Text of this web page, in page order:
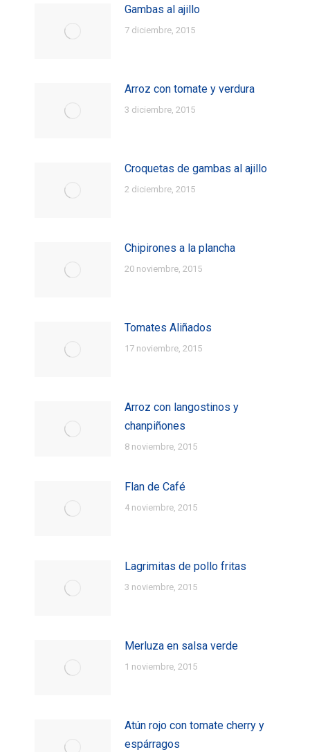
Gambas al ajillo
7 diciembre, 2015
Arroz con tomate y verdura
3 diciembre, 2015
Croquetas de gambas al ajillo
2 diciembre, 2015
Chipirones a la plancha
20 noviembre, 2015
Tomates Aliñados
17 noviembre, 2015
Arroz con langostinos y
chanpiñones
8 noviembre, 2015
Flan de Café
4 noviembre, 2015
Lagrimitas de pollo fritas
3 noviembre, 2015
Merluza en salsa verde
1 noviembre, 2015
Atún rojo con tomate cherry y
espárragos